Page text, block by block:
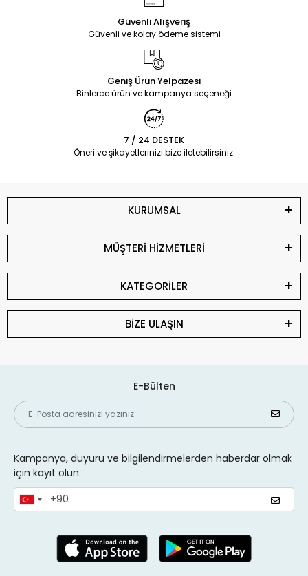
Güvenli Alışveriş
Güvenli ve kolay ödeme sistemi
Geniş Ürün Yelpazesi
Binlerce ürün ve kampanya seçeneği
7 / 24 DESTEK
Öneri ve şikayetlerinizi bize iletebilirsiniz.
KURUMSAL
MÜŞTERİ HİZMETLERİ
KATEGORİLER
BİZE ULAŞIN
E-Bülten
Kampanya, duyuru ve bilgilendirmelerden haberdar olmak
için kayıt olun.